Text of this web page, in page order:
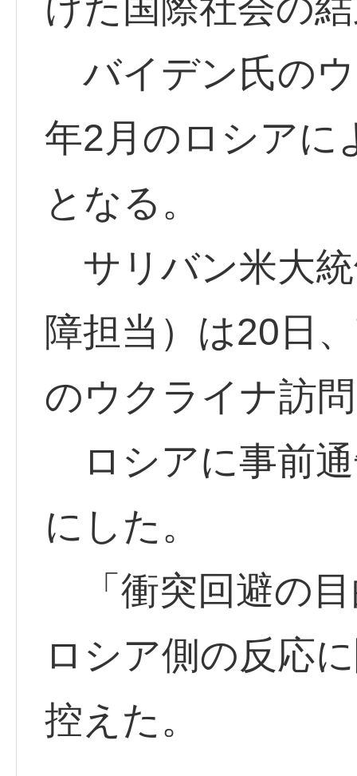
バイデン氏の
年2月のロシアに
となる。
サリバン米大統
障担当）は20日
のウクライナ訪
ロシアに事前
にした。
「衝突回避の
ロシア側の反応
控えた。